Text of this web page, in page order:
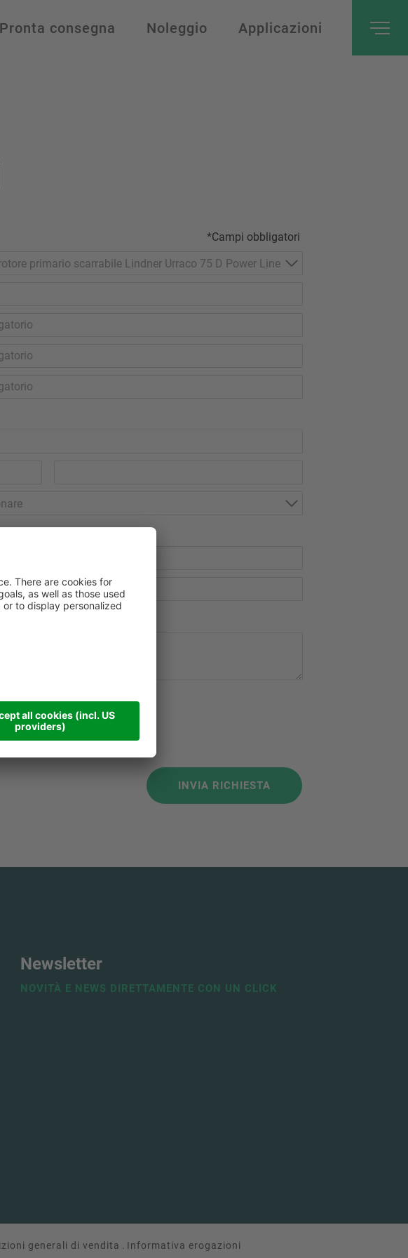
Pronta consegna Noleggio Applicazioni
*Campi obbligatori
primario scarrabile Lindner Urraco 75 D Power Line
SULLA PRIVACY
INVIA RICHIESTA
Newsletter
NOVITÀ E NEWS DIRETTAMENTE CON UN CLICK
generali di vendita
Informativa erogazioni